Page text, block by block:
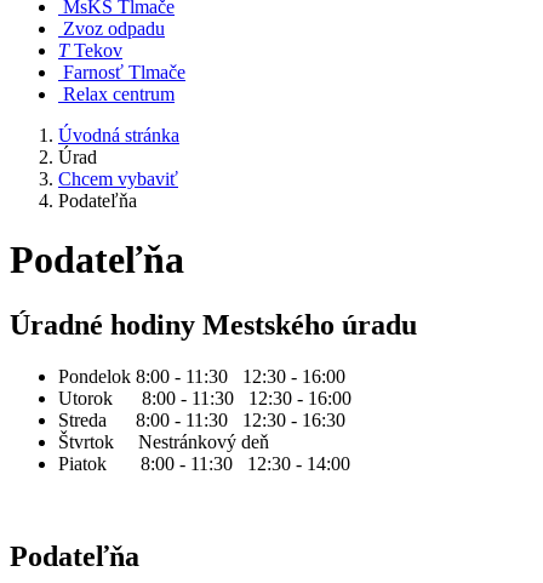
MsKS Tlmače
Zvoz odpadu
T Tekov
Farnosť Tlmače
Relax centrum
Úvodná stránka
Úrad
Chcem vybaviť
Podateľňa
Podateľňa
Úradné hodiny Mestského úradu
Pondelok 8:00 - 11:30 12:30 - 16:00
Utorok 8:00 - 11:30 12:30 - 16:00
Streda 8:00 - 11:30 12:30 - 16:30
Štvrtok Nestránkový deň
Piatok 8:00 - 11:30 12:30 - 14:00
Podateľňa